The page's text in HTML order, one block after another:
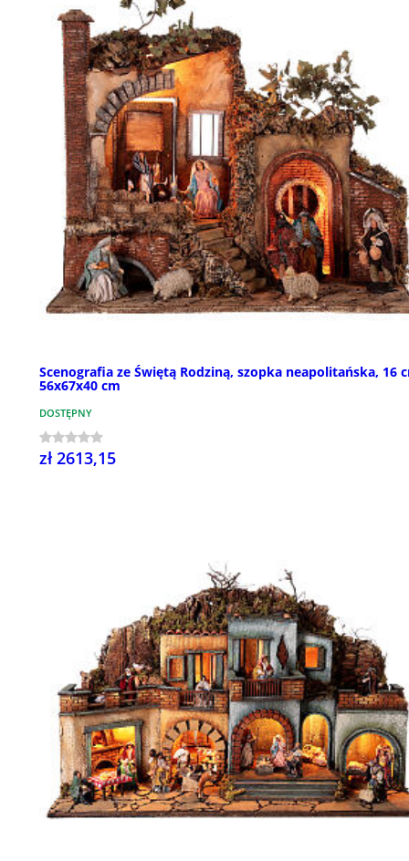
Scenografia ze Świętą Rodziną, szopka neapolitańska, 16
56x67x40 cm
DOSTĘPNY
zł 2613,15